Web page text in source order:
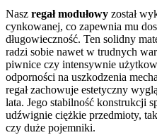
Nasz regał modułowy został
cynkowanej, co zapewnia mu
długowieczność. Ten solidny
radzi sobie nawet w trudnych
piwnice czy intensywnie
odporności na uszkodzenia
regał zachowuje estetyczny
lata. Jego stabilność konstrukcji
udźwignie ciężkie przedmioty,
czy duże pojemniki.